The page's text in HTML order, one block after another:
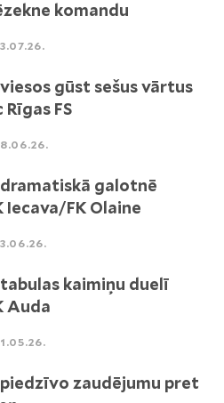
komandu
gūst sešus vārtus
FS
galotnē
Iecava/FK Olaine
kaimiņu duelī
Auda
zaudējumu pret